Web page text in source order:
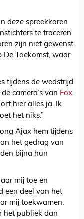
deze spreekkoren
te traceren
zijn niet gewenst
De Toekomst, waar
tijdens de wedstrijd
camera’s van Fox
hier alles ja. Ik
het niks.”
Ajax hem tijdens
het gedrag van
bijna hun
mij toe en
een deel van het
mij toekwamen.
het publiek dan